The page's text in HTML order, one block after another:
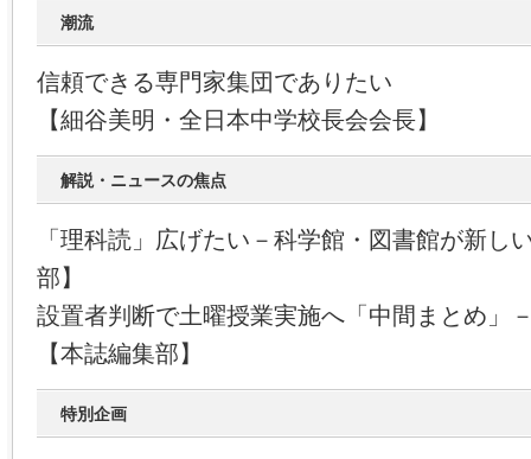
潮流
信頼できる専門家集団でありたい
【細谷美明・全日本中学校長会会長】
解説・ニュースの焦点
「理科読」広げたい－科学館・図書館が新し
部】
設置者判断で土曜授業実施へ「中間まとめ」
【本誌編集部】
特別企画